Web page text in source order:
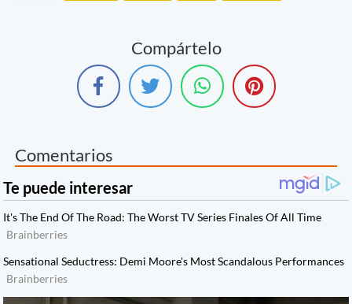
Compártelo
Comentarios